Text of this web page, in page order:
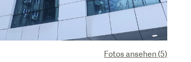
Fotos ansehen (5)